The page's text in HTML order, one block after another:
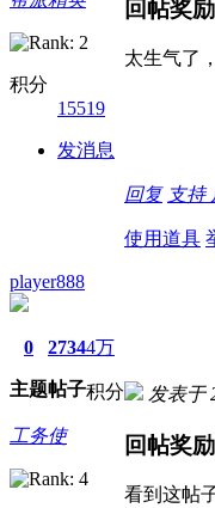
积分
15519
发消息
回帖奖励
太生气了
回复 支持
使用道具
player888
0
主题
2734
帖子
4万
积分
工务使
发表于
回帖奖励
看到这帖